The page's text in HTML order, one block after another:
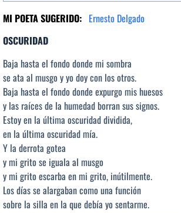
MI POETA SUGERIDO: Ernesto Delgado
OSCURIDAD
Baja hasta el fondo donde mi sombra
se ata al musgo y yo doy con los otros.
Baja hasta el fondo donde expurgo mis huesos
y las raíces de la humedad borran sus signos.
Estoy en la última oscuridad dividida,
en la última oscuridad mía.
Y la derrota gotea
y mi grito se iguala al musgo
y mi grito escarba en mi grito, inútilmente.
Los días se alargaban como una función
sobre la silla en la que debía yo sentarme.